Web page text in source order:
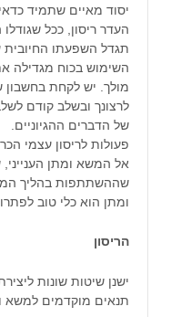
יסוד מאיים שתמיד
העדר ריסון, ככל
תגדל השפעתו
השימוש בכוח מגדילה
מולך. יש לקחת בחשבון
לרצונך ובשלב קודם
של הדברים ההגיוניים.
פעולות לריסון עצמי
אל המשא ומתן
שההשתתפות בהליך
ומתן הוא כלי טוב
הריסון
ישנן שיטות שונות
תנאים מוקדמים למשא